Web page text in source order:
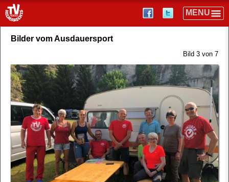
Bilder vom Ausdauersport
Bild 3 von 7